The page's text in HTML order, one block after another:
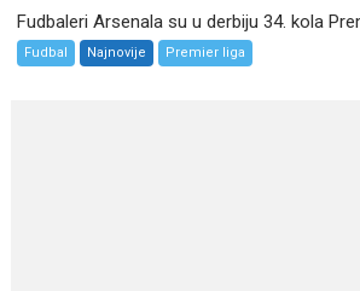
Fudbaleri Arsenala su u derbiju 34. kola
Fudbal Najnovije Premier liga